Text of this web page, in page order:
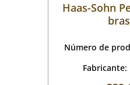
Haas-Sohn
Número de
Fabricante: